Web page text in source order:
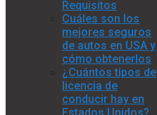
Requisitos
Cuáles son los
mejores seguros
de autos en USA y
cómo obtenerlos
¿Cuántos tipos de
licencia de
conducir hay en